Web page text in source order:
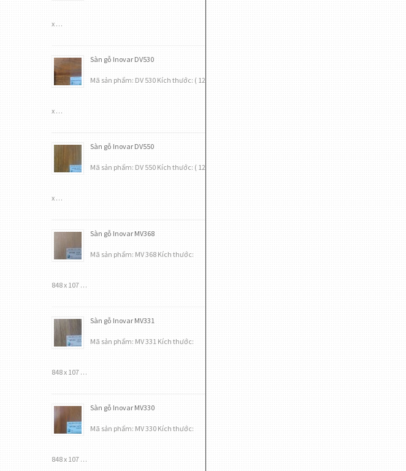
x …
Sàn gỗ Inovar DV530
Mã sản phẩm: DV 530 Kích thước: ( 12
x …
Sàn gỗ Inovar DV550
Mã sản phẩm: DV 550 Kích thước: ( 12
x …
Sàn gỗ Inovar MV368
Mã sản phẩm: MV 368 Kích thước:
848 x 107 …
Sàn gỗ Inovar MV331
Mã sản phẩm: MV 331 Kích thước:
848 x 107 …
Sàn gỗ Inovar MV330
Mã sản phẩm: MV 330 Kích thước:
848 x 107 …